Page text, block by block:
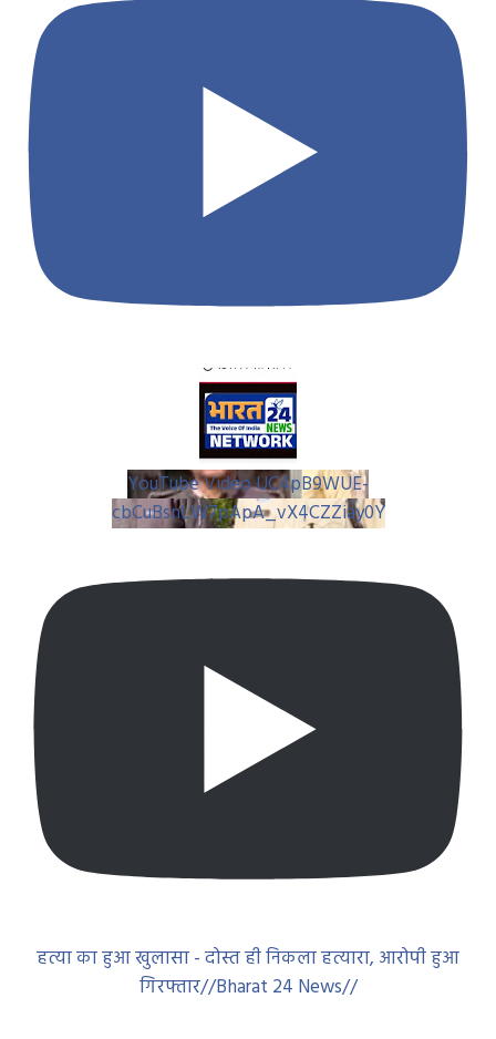
YouTube Video UC4pB9WUE-
cbCuBsnLW7pApA_vX4CZZiay0Y
हत्या का हुआ खुलासा - दोस्त ही निकला हत्यारा, आरोपी हुआ
गिरफ्तार//Bharat 24 News//